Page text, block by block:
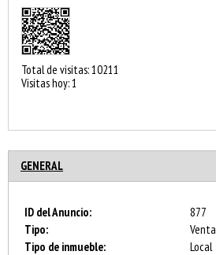
Total de visitas: 10211
Visitas hoy: 1
GENERAL
ID del Anuncio:
877
Tipo:
Venta
Tipo de inmueble:
Local